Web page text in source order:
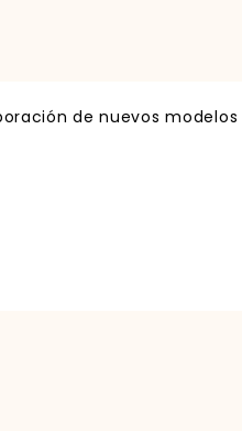
de nuevos modelos